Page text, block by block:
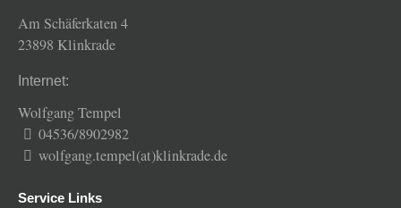
Am Schäferkaten 4
23898 Klinkrade
Internet:
Wolfgang Tempel
04536/8902982
wolfgang.tempel(at)klinkrade.de
Service Links